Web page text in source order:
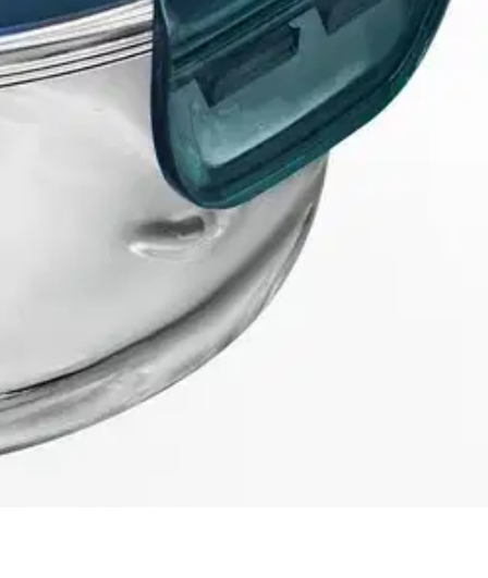
ja uuniin ( uuniin ja mikroon ilman kantta). Hygieeninen